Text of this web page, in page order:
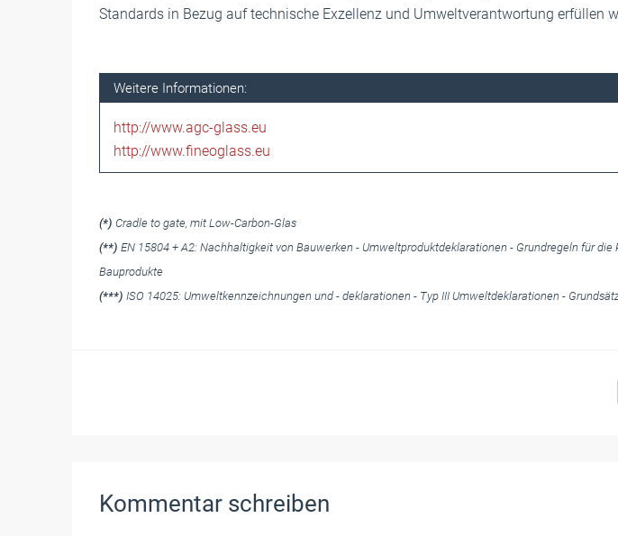
Standards in Bezug auf technische Exzellenz und Umweltverantwortung erfüllen
Weitere Informationen:
http://www.agc-glass.eu
http://www.fineoglass.eu
(*) Cradle to gate, mit Low-Carbon-Glas
(**) EN 15804 + A2: Nachhaltigkeit von Bauwerken - Umweltproduktdeklarationen - Grundregeln für die
Bauprodukte
(***) ISO 14025: Umweltkennzeichnungen und - deklarationen - Typ III Umweltdeklarationen -
Kommentar schreiben